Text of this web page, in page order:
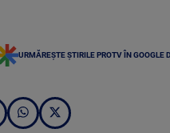
URMĂREȘTE ȘTIRILE PROTV ÎN GOOGLE